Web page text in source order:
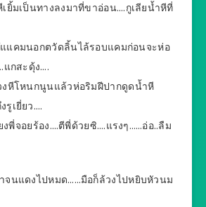
ยิ้มเป็นทางลงมาที่ขาอ่อน….กูเลียน้ำหีที่
แคมนอกตวัดลิ้นไล้รอบแคมก่อนจะห่อ
แกสะดุ้ง….
งหีโหนกนูนแล้วห่อริมฝีปากดูดน้ำหี
เยี่ยว….
งพี่จอยร้อง….ตีพี่ด้วยซิ….แรงๆ……อ่อ..ลืม
จนแดงไปหมด……มือก็ล้วงไปหยิบหัวนม